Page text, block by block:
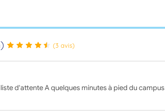
(3 avis)
d'attente A quelques minutes à pied du campus